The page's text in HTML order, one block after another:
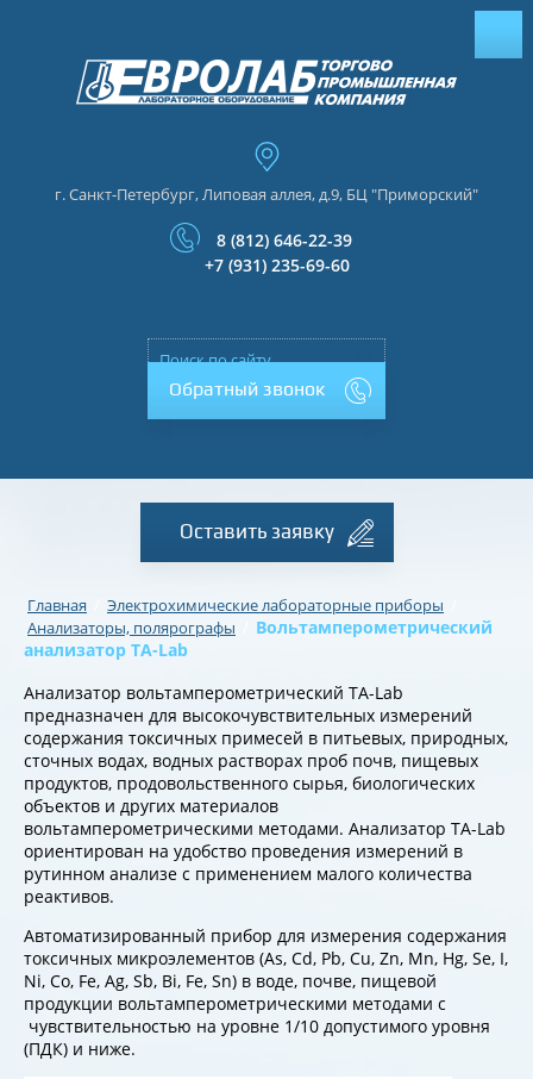
г. Санкт-Петербург, Липовая аллея, д.9, БЦ "Приморский"
8 (812) 646-22-39
+7 (931) 235-69-60
Обратный звонок
Оставить заявку
Главная Электрохимические лабораторные приборы
Анализаторы, полярографы
Вольтамперометрический
анализатор ТА-Lab
Анализатор вольтамперометрический ТА-Lab
предназначен для высокочувствительных измерений
содержания токсичных примесей в питьевых, природных,
сточных водах, водных растворах проб почв, пищевых
продуктов, продовольственного сырья, биологических
объектов и других материалов
вольтамперометрическими методами. Анализатор ТА-Lab
ориентирован на удобство проведения измерений в
рутинном анализе с применением малого количества
реактивов.
Автоматизированный прибор для измерения содержания
токсичных микроэлементов (As, Cd, Pb, Cu, Zn, Mn, Hg, Se, I,
Ni, Co, Fe, Ag, Sb, Bi, Fe, Sn) в воде, почве, пищевой
продукции вольтамперометрическими методами с
чувствительностью на уровне 1/10 допустимого уровня
(ПДК) и ниже.